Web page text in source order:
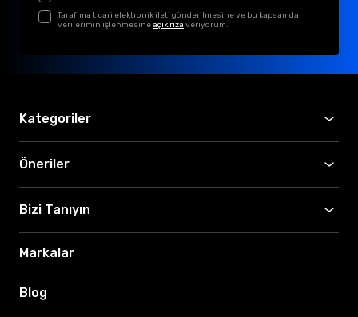
Tarafıma ticari elektronik ileti gönderilmesine ve bu kapsamda
verilerimin işlenmesineaçık rıza veriyorum.
Kategoriler
Öneriler
Bizi Tanıyın
Markalar
Blog